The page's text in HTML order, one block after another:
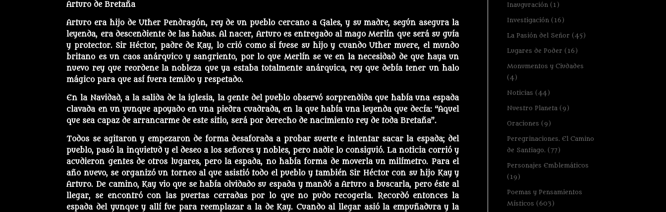
Arturo de Bretaña
Arturo era hijo de Uther Pendragón, rey de un pueblo cercano a Gales, y su madre, según asegura la
leyenda, era descendiente de las hadas. Al nacer, Arturo es entregado al mago Merlín que será su guía
y protector. Sir Héctor, padre de Kay, lo crió como si fuese su hijo y cuando Uther muere, el mundo
britano es un caos anárquico y sangriento, por lo que Merlín se ve en la necesidad de que haya un
nuevo rey que reordene la nobleza que ya estaba totalmente anárquica, rey que debía tener un halo
mágico para que así fuera temido y respetado.
En la Navidad, a la salida de la iglesia, la gente del pueblo observó sorprendida que había una espada
clavada en un yunque apoyado en una piedra cuadrada, en la que había una leyenda que decía: “Aquel
que sea capaz de arrancarme de este sitio, será por derecho de nacimiento rey de toda Bretaña”.
Todos se agitaron y empezaron de forma desaforada a probar suerte e intentar sacar la espada; del
pueblo, pasó la inquietud y el deseo a los señores y nobles, pero nadie lo consiguió. La noticia corrió y
acudieron gentes de otros lugares, pero la espada, no había forma de moverla un milímetro. Para el
año nuevo, se organizó un torneo al que asistió todo el pueblo y también Sir Héctor con su hijo Kay y
Arturo. De camino, Kay vio que se había olvidado su espada y mandó a Arturo a buscarla, pero éste al
llegar, se encontró con las puertas cerradas por lo que no pudo recogerla. Recordó entonces la
espada del yunque y allí fue para reemplazar a la de Kay. Cuando al llegar asió la empuñadura y la
Inauguración (1)
Investigación (16)
La Pasión del Señor (45)
Lugares de Poder (16)
Monumentos y Ciudades
(4)
Noticias (44)
Nuestro Planeta (9)
Oraciones (9)
Peregrinaciones. El Camino
de Santiago. (77)
Personajes Emblemáticos
(19)
Poemas y Pensamientos
Místicos (603)